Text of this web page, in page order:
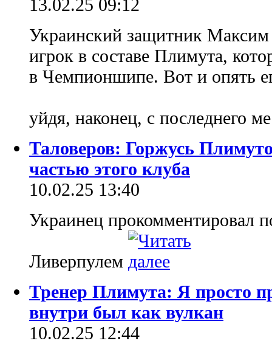
13.02.25 09:12
Украинский защитник
игрок в составе Плимута,
в Чемпионшипе. Вот и опять
уйдя, наконец, с последнего
Таловеров: Горжусь
частью этого клуба
10.02.25 13:40
Украинец прокомментировал
Ливерпулем
Тренер Плимута: Я просто
внутри был как вулкан
10.02.25 12:44